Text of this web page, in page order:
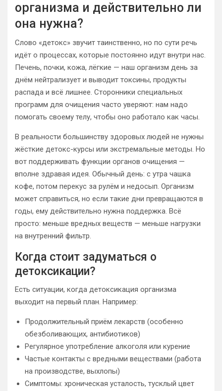
организма и действительно ли
она нужна?
Слово «детокс» звучит таинственно, но по сути речь
идёт о процессах, которые постоянно идут внутри нас.
Печень, почки, кожа, лёгкие — наш организм день за
днём нейтрализует и выводит токсины, продукты
распада и всё лишнее. Сторонники специальных
программ для очищения часто уверяют: нам надо
помогать своему телу, чтобы оно работало как часы.
В реальности большинству здоровых людей не нужны
жёсткие детокс-курсы или экстремальные методы. Но
вот поддерживать функции органов очищения —
вполне здравая идея. Обычный день: с утра чашка
кофе, потом перекус за рулём и недосып. Организм
может справиться, но если такие дни превращаются в
годы, ему действительно нужна поддержка. Всё
просто: меньше вредных веществ — меньше нагрузки
на внутренний фильтр.
Когда стоит задуматься о
детоксикации?
Есть ситуации, когда детоксикация организма
выходит на первый план. Например:
Продолжительный приём лекарств (особенно
обезболивающих, антибиотиков)
Регулярное употребление алкоголя или курение
Частые контакты с вредными веществами (работа
на производстве, выхлопы)
Симптомы: хроническая усталость, тусклый цвет